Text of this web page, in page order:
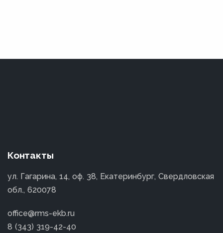
Контакты
ул. Гагарина, 14, оф. 38, Екатеринбург, Свердловская
обл., 620078
office@rms-ekb.ru
8 (343) 319-42-40